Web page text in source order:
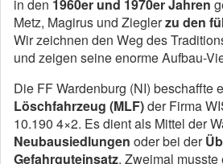
in den 1960er und 1970er Jahren
Metz, Magirus und Zieglerzu den
Wir zeichnen den Weg des
und zeigen seine enorme Aufbau-
Die FF Wardenburg (NI) beschaffte
Löschfahrzeug (MLF)der Firma
10.190 4×2. Es dient als Mittel der
Neubausiedlungen oder bei der
Gefahrguteinsatz. Zweimal